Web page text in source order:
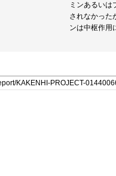
ミンあるい
されなかった
ンは中枢作用